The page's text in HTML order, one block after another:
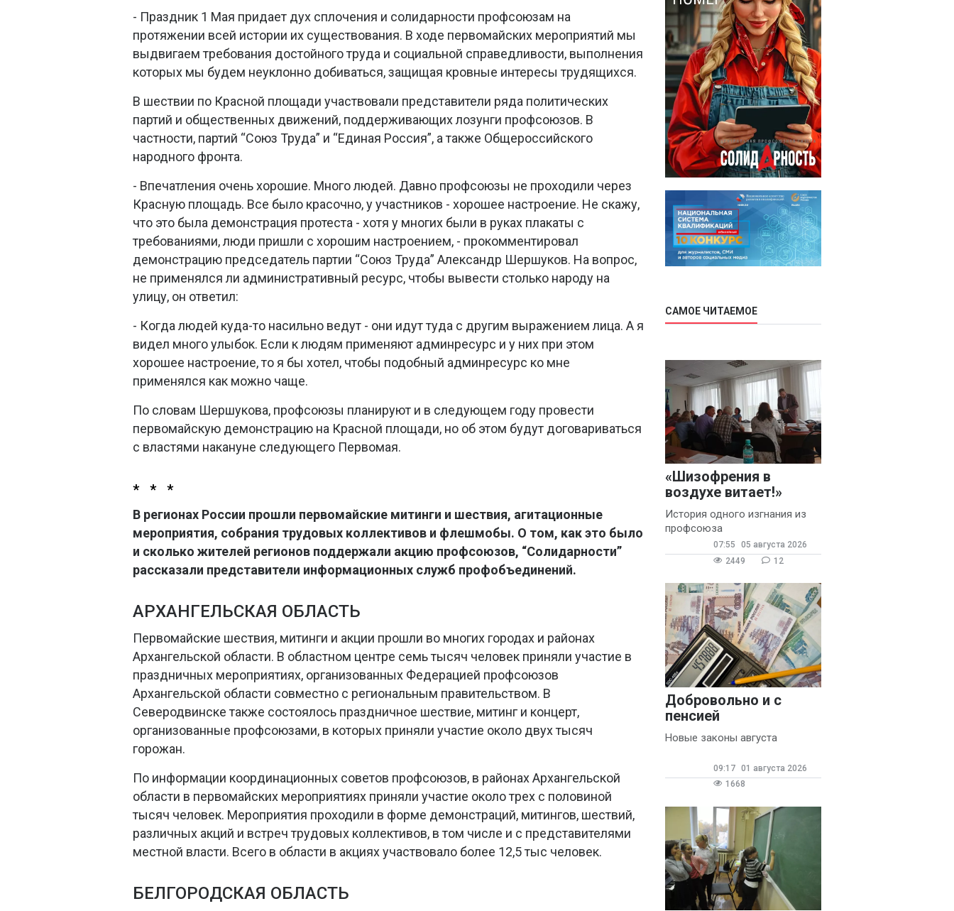
- Праздник 1 Мая придает дух сплочения и солидарности профсоюзам на
протяжении всей истории их существования. В ходе первомайских мероприятий мы
выдвигаем требования достойного труда и социальной справедливости, выполнения
которых мы будем неуклонно добиваться, защищая кровные интересы трудящихся.
В шествии по Красной площади участвовали представители ряда политических
партий и общественных движений, поддерживающих лозунги профсоюзов. В
частности, партий “Союз Труда” и “Единая Россия”, а также Общероссийского
народного фронта.
- Впечатления очень хорошие. Много людей. Давно профсоюзы не проходили через
Красную площадь. Все было красочно, у участников - хорошее настроение. Не скажу,
что это была демонстрация протеста - хотя у многих были в руках плакаты с
требованиями, люди пришли с хорошим настроением, - прокомментировал
демонстрацию председатель партии “Союз Труда” Александр Шершуков. На вопрос,
не применялся ли административный ресурс, чтобы вывести столько народу на
улицу, он ответил:
- Когда людей куда-то насильно ведут - они идут туда с другим выражением лица. А я
видел много улыбок. Если к людям применяют админресурс и у них при этом
хорошее настроение, то я бы хотел, чтобы подобный админресурс ко мне
применялся как можно чаще.
По словам Шершукова, профсоюзы планируют и в следующем году провести
первомайскую демонстрацию на Красной площади, но об этом будут договариваться
с властями накануне следующего Первомая.
* * *
В регионах России прошли первомайские митинги и шествия, агитационные
мероприятия, собрания трудовых коллективов и флешмобы. О том, как это было
и сколько жителей регионов поддержали акцию профсоюзов, “Солидарности”
рассказали представители информационных служб профобъединений.
АРХАНГЕЛЬСКАЯ ОБЛАСТЬ
Первомайские шествия, митинги и акции прошли во многих городах и районах
Архангельской области. В областном центре семь тысяч человек приняли участие в
праздничных мероприятиях, организованных Федерацией профсоюзов
Архангельской области совместно с региональным правительством. В
Северодвинске также состоялось праздничное шествие, митинг и концерт,
организованные профсоюзами, в которых приняли участие около двух тысяч
горожан.
По информации координационных советов профсоюзов, в районах Архангельской
области в первомайских мероприятиях приняли участие около трех с половиной
тысяч человек. Мероприятия проходили в форме демонстраций, митингов, шествий,
различных акций и встреч трудовых коллективов, в том числе и с представителями
местной власти. Всего в области в акциях участвовало более 12,5 тыс человек.
БЕЛГОРОДСКАЯ ОБЛАСТЬ
САМОЕ ЧИТАЕМОЕ
«Шизофрения в
воздухе витает!»
История одного изгнания из
профсоюза
07:55
05 августа 2026
2449
12
Добровольно и с
пенсией
Новые законы августа
09:17 01 августа 2026
1668